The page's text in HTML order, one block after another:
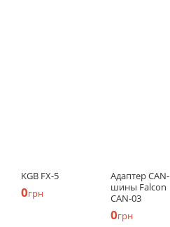
KGB FX-5
0грн
Адаптер CAN-
шины Falcon
CAN-03
0грн